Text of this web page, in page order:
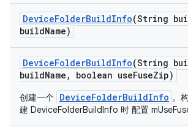
DeviceFolderBuildInfo(String
buildName)
DeviceFolderBuildInfo(String
buildName , boolean useFuseZip)
创建一个 DeviceFolderBuildInfo 。
建 DeviceFolderBuildInfo 时 配置